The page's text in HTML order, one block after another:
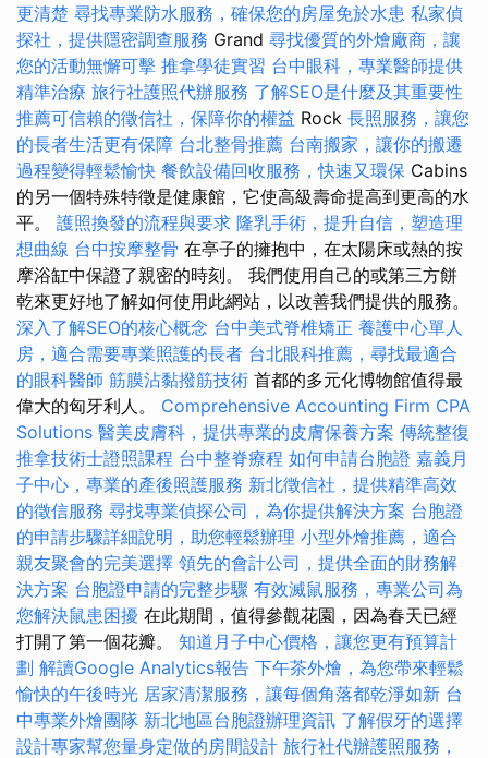
更清楚 尋找專業防水服務，確保您的房屋免於水患 私家偵
探社，提供隱密調查服務 Grand 尋找優質的外燴廠商，讓
您的活動無懈可擊 推拿學徒實習 台中眼科，專業醫師提供
精準治療 旅行社護照代辦服務 了解SEO是什麼及其重要性
推薦可信賴的徵信社，保障你的權益 Rock 長照服務，讓您
的長者生活更有保障 台北整骨推薦 台南搬家，讓你的搬遷
過程變得輕鬆愉快 餐飲設備回收服務，快速又環保 Cabins
的另一個特殊特徵是健康館，它使高級壽命提高到更高的水
平。 護照換發的流程與要求 隆乳手術，提升自信，塑造理
想曲線 台中按摩整骨 在亭子的擁抱中，在太陽床或熱的按
摩浴缸中保證了親密的時刻。 我們使用自己的或第三方餅
乾來更好地了解如何使用此網站，以改善我們提供的服務。
深入了解SEO的核心概念 台中美式脊椎矯正 養護中心單人
房，適合需要專業照護的長者 台北眼科推薦，尋找最適合
的眼科醫師 筋膜沾黏撥筋技術 首都的多元化博物館值得最
偉大的匈牙利人。 Comprehensive Accounting Firm CPA
Solutions 醫美皮膚科，提供專業的皮膚保養方案 傳統整復
推拿技術士證照課程 台中整脊療程 如何申請台胞證 嘉義月
子中心，專業的產後照護服務 新北徵信社，提供精準高效
的徵信服務 尋找專業偵探公司，為你提供解決方案 台胞證
的申請步驟詳細說明，助您輕鬆辦理 小型外燴推薦，適合
親友聚會的完美選擇 領先的會計公司，提供全面的財務解
決方案 台胞證申請的完整步驟 有效滅鼠服務，專業公司為
您解決鼠患困擾 在此期間，值得參觀花園，因為春天已經
打開了第一個花瓣。 知道月子中心價格，讓您更有預算計
劃 解讀Google Analytics報告 下午茶外燴，為您帶來輕鬆
愉快的午後時光 居家清潔服務，讓每個角落都乾淨如新 台
中專業外燴團隊 新北地區台胞證辦理資訊 了解假牙的選擇
設計專家幫您量身定做的房間設計 旅行社代辦護照服務，